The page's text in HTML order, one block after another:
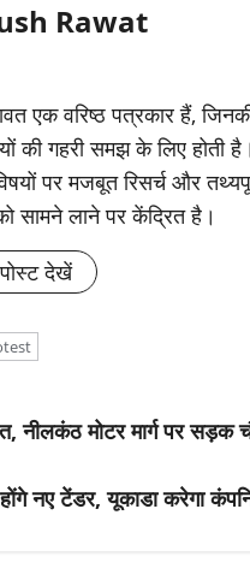
Rawat
एक वरिष्ठ पत्रकार हैं,
की गहरी समझ के लिए होती
पर मजबूत रिसर्च और
सामने लाने पर केंद्रित है।
देखें
नीलकंठ मोटर मार्ग पर सड़क
नए टेंडर, यूकाडा करेगा